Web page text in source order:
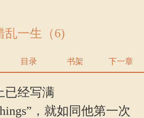
乱一生（6)
目录 书架 下一章
经写满
，就如同他第一次